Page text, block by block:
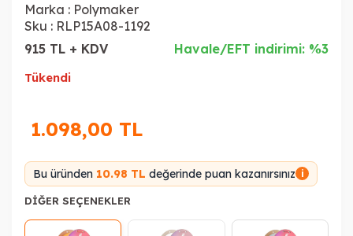
Marka : Polymaker
Sku : RLP15A08-1192
915 TL + KDV
Havale/EFT indirimi: %3
Tükendi
1.098,00 TL
Bu üründen 10.98 TL değerinde puan kazanırsınız i
DIĞER SEÇENEKLER